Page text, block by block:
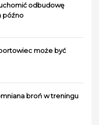
odbudowę
późno
może być
broń w treningu